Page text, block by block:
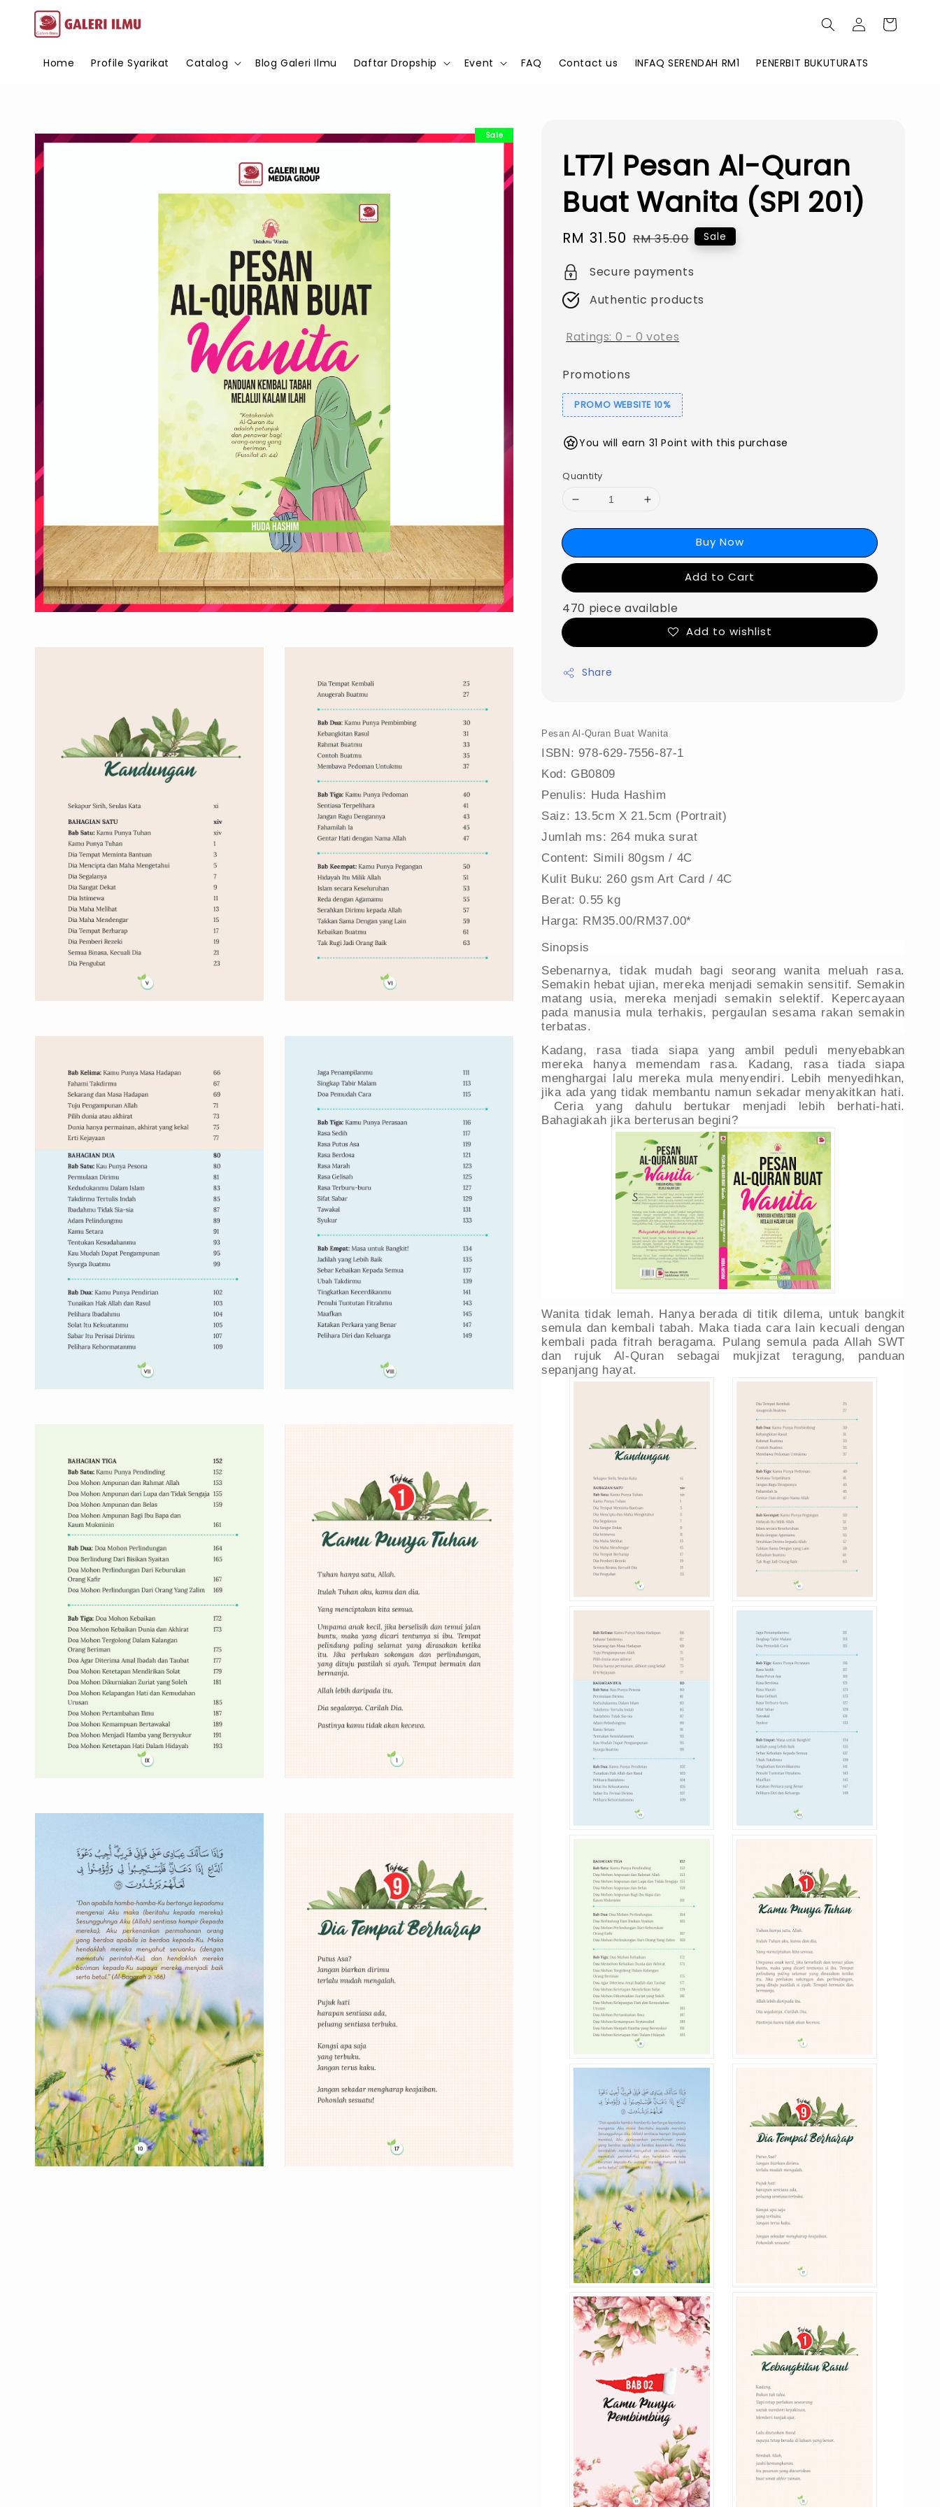
Home Profile Syarikat Catalog Blog Galeri Ilmu Daftar Dropship Event FAQ Contact us INFAQ SERENDAH RM1 PENERBIT BUKUTURATS
Sale
LT7| Pesan Al-Quran
Buat Wanita (SPI 201)
Sale
price
RM 31.50 Regular
RM 35.00 Sale
Secure payments
Authentic products
Ratings: 0 -0 votes
Promotions
PROMO WEBSITE 10%
You will earn 31 Point with this purchase
Quantity
Buy Now
Add to Cart
470 piece available
Add to wishlist
Share
Pesan Al-Quran Buat Wanita
ISBN: 978-629-7556-87-1
Kod: GB0809
Penulis: Huda Hashim
Saiz: 13.5cm X 21.5cm (Portrait)
Jumlah ms: 264 muka surat
Content: Simili 80gsm / 4C
Kulit Buku: 260 gsm Art Card / 4C
Berat: 0.55 kg
Harga: RM35.00/RM37.00*
Sinopsis
Sebenarnya, tidak mudah bagi seorang wanita meluah rasa.
Semakin hebat ujian, mereka menjadi semakin sensitif. Semakin
matang usia, mereka menjadi semakin selektif. Kepercayaan
pada manusia mula terhakis, pergaulan sesama rakan semakin
terbatas.
Kadang, rasa tiada siapa yang ambil peduli menyebabkan
mereka hanya memendam rasa. Kadang, rasa tiada siapa
menghargai lalu mereka mula menyendiri. Lebih menyedihkan,
jika ada yang tidak membantu namun sekadar menyakitkan hati.
Ceria yang dahulu bertukar menjadi lebih berhati-hati.
Bahagiakah jika berterusan begini?
Wanita tidak lemah. Hanya berada di titik dilema, untuk bangkit
semula dan kembali tabah. Maka tiada cara lain kecuali dengan
kembali pada fitrah beragama. Pulang semula pada Allah SWT
dan rujuk Al-Quran sebagai mukjizat teragung, panduan
sepanjang hayat.